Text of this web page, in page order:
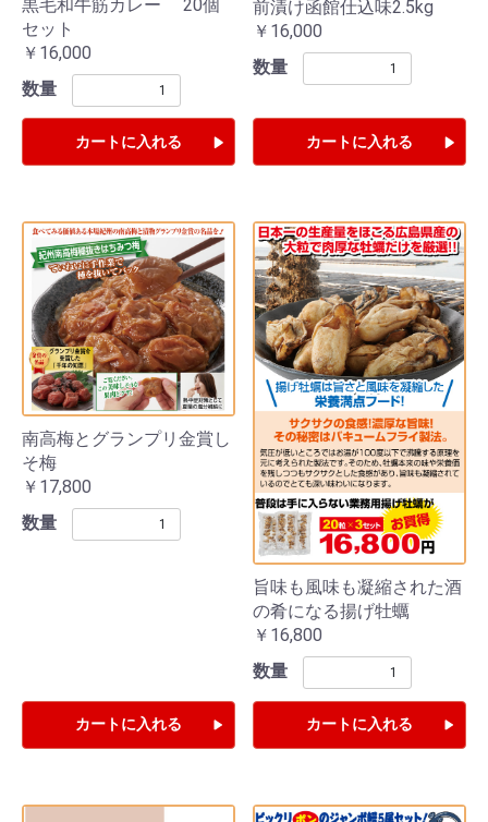
黒毛和牛筋カレー 20個
セット
￥16,000
数量
カートに入れる
前漬け函館仕込味2.5kg
￥16,000
数量
カートに入れる
南高梅とグランプリ金賞し
そ梅
￥17,800
数量
カートに入れる
旨味も風味も凝縮された酒
の肴になる揚げ牡蠣
￥16,800
数量
カートに入れる